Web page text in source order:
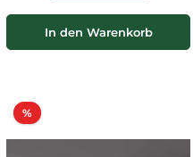
In den Warenkorb
%Rabatt